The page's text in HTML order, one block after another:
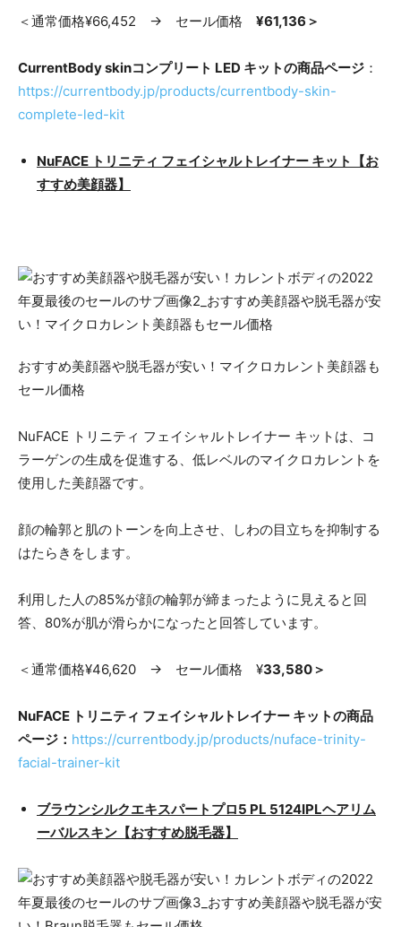
＜通常価格¥66,452 → セール価格 ¥61,136＞
CurrentBody skinコンプリート LED キットの商品ページ ：
https://currentbody.jp/products/currentbody-skin-
complete-led-kit
NuFACE トリニティ フェイシャルトレイナー キット【お
すすめ美顔器】
おすすめ美顔器や脱毛器が安い！マイクロカレント美顔器も
セール価格
NuFACE トリニティ フェイシャルトレイナー キットは、コ
ラーゲンの生成を促進する、低レベルのマイクロカレントを
使用した美顔器です。
顔の輪郭と肌のトーンを向上させ、しわの目立ちを抑制する
はたらきをします。
利用した人の85%が顔の輪郭が締まったように見えると回
答、80%が肌が滑らかになったと回答しています。
＜通常価格¥46,620 → セール価格 ¥33,580＞
NuFACE トリニティ フェイシャルトレイナー キットの商品
ページ： https://currentbody.jp/products/nuface-trinity-
facial-trainer-kit
ブラウンシルクエキスパートプロ5 PL 5124IPLヘアリム
ーバルスキン【おすすめ脱毛器】